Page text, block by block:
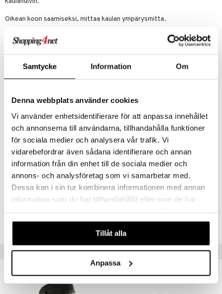
Samtycke Information Om
Denna webbplats använder cookies
Vi använder enhetsidentifierare för att anpassa innehållet
och annonserna till användarna, tillhandahålla funktioner
för sociala medier och analysera vår trafik. Vi
vidarebefordrar även sådana identifierare och annan
information från din enhet till de sociala medier och
annons- och analysföretag som vi samarbetar med.
Dessa kan i sin tur kombinera informationen med annan
information som du har tillhandahållit eller som de har
våra cookies vid fortsatt användande av vår webbplats.
Tillåt alla
Anpassa
Oikean koon saamiseksi, mittaa kaulan ympärysmitta.
XSmall 33
Medium
tekstiileistä, joilla on lämmönheijastavia ominaisuuksia. Tekstiili on
synergia vanhasta kiinalaisesta kokemuksesta ja modernista
tieteellisestä tekstiiliteknologiasta. Polyesteri- tai
polypropeenilankojen valmistuksessa keramiikkahiukkaset sulatetaan
lankoihin. Keramiikkahiukkasten ominaisuus on, että kun ne
lämpenevät kehon lämmöstä, keramiikka säteilee lämpöä, joka osuu
kehoon. Tällä tavoin heijastuva lämpö on pitkäaaltoista lämpösäteilyä,
joka vastaa pitkäaaltoista infrapunasäteilyä.
ANMP0-CJ-L-XX-SV
Vinkkejä sinulle